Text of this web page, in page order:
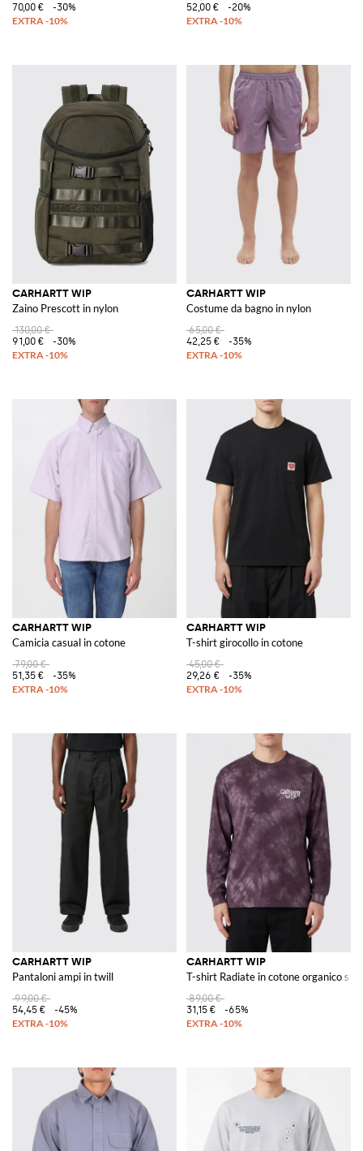
70,00 €
-30%
52,00 €
-20%
CARHARTT WIP
Zaino Prescott in nylon
130,00 €
91,00 €
-30%
CARHARTT WIP
Costume da bagno in nylon
65,00 €
42,25 €
-35%
CARHARTT WIP
Camicia casual in cotone
79,00 €
51,35 €
-35%
CARHARTT WIP
T-shirt girocollo in cotone
45,00 €
29,26 €
-35%
CARHARTT WIP
Pantaloni ampi in twill
99,00 €
54,45 €
-45%
CARHARTT WIP
T-shirt Radiate in cotone organico
89,00 €
31,15 €
-65%